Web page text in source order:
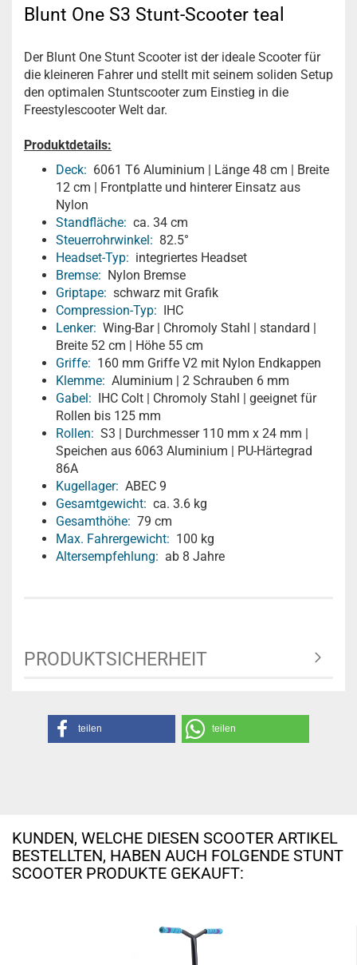
Blunt One S3 Stunt-Scooter teal
Der Blunt One Stunt Scooter ist der ideale Scooter für
die kleineren Fahrer und stellt mit seinem soliden Setup
den optimalen Stuntscooter zum Einstieg in die
Freestylescooter Welt dar.
Produktdetails:
Deck: 6061 T6 Aluminium | Länge 48 cm | Breite
12 cm | Frontplatte und hinterer Einsatz aus
Nylon
Standfläche: ca. 34 cm
Steuerrohrwinkel: 82.5°
Headset-Typ: integriertes Headset
Bremse: Nylon Bremse
Griptape: schwarz mit Grafik
Compression-Typ: IHC
Lenker: Wing-Bar | Chromoly Stahl | standard |
Breite 52 cm | Höhe 55 cm
Griffe: 160 mm Griffe V2 mit Nylon Endkappen
Klemme: Aluminium | 2 Schrauben 6 mm
Gabel: IHC Colt | Chromoly Stahl | geeignet für
Rollen bis 125 mm
Rollen: S3 | Durchmesser 110 mm x 24 mm |
Speichen aus 6063 Aluminium | PU-Härtegrad
86A
Kugellager: ABEC 9
Gesamtgewicht: ca. 3.6 kg
Gesamthöhe: 79 cm
Max. Fahrergewicht: 100 kg
Altersempfehlung: ab 8 Jahre
PRODUKTSICHERHEIT
teilen teilen
KUNDEN, WELCHE DIESEN SCOOTER ARTIKEL
BESTELLTEN, HABEN AUCH FOLGENDE STUNT
SCOOTER PRODUKTE GEKAUFT: